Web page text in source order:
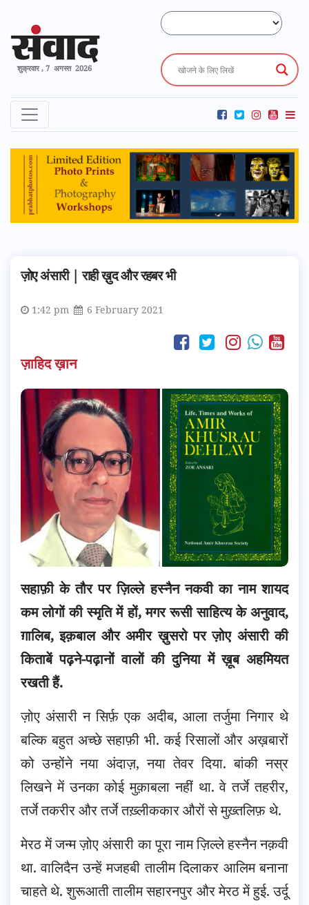
शुक्रवार , 7 अगस्त 2026
ज़ोए अंसारी | राही ख़ुद और रहबर भी
1:42 pm 6 February 2021
ज़ाहिद ख़ान
सहाफ़ी के तौर पर ज़िल्ले हस्नैन नकवी का नाम शायद
कम लोगों की स्मृति में हों, मगर रूसी साहित्य के अनुवाद,
ग़ालिब, इक़बाल और अमीर ख़ुसरो पर ज़ोए अंसारी की
किताबें पढ़ने-पढ़ानों वालों की दुनिया में ख़ूब अहमियत
रखती हैं.
ज़ोए अंसारी न सिर्फ़ एक अदीब, आला तर्जुमा निगार थे
बल्कि बहुत अच्छे सहाफ़ी भी. कई रिसालों और अख़बारों
को उन्होंने नया अंदाज़, नया तेवर दिया. बांकी नस्र
लिखने में उनका कोई मुक़ाबला नहीं था. वे तर्जे तहरीर,
तर्जे तकरीर और तर्जे तख़्लीककार औरों से मुख़्तलिफ़ थे.
मेरठ में जन्म ज़ोए अंसारी का पूरा नाम ज़िल्ले हस्नैन नक़वी
था. वालिदैन उन्हें मजहबी तालीम दिलाकर आलिम बनाना
चाहते थे. शुरूआती तालीम सहारनपुर और मेरठ में हुई. उर्दू